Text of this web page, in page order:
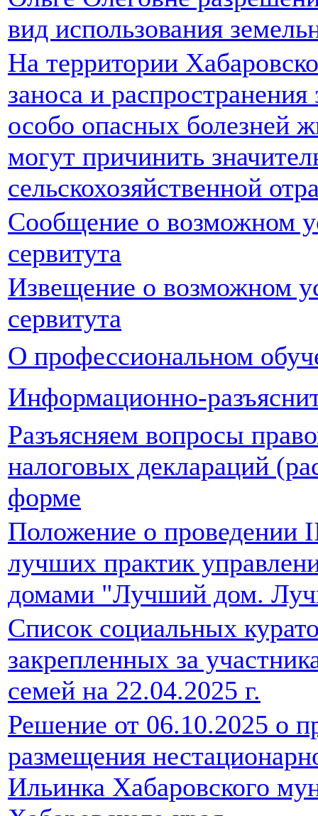
вид использования
На территории
заноса и
особо опасных болезней
могут причинить
сельскохозяйственной
Сообщение о возможном
сервитута
Извещение о возможном
сервитута
О профессиональном
Информационно-
Разъясняем вопросы
налоговых деклараций
форме
Положение о проведении
лучших практик
домами "Лучший дом.
Список социальных
закрепленных за
семей на 22.04.2025 г.
Решение от 06.10.2025 о
размещения
Ильинка Хабаровского